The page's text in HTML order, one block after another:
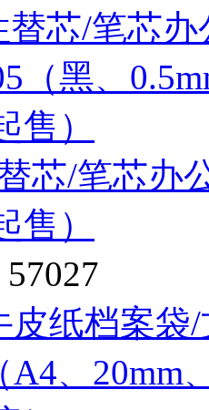
芯/笔芯办
售）